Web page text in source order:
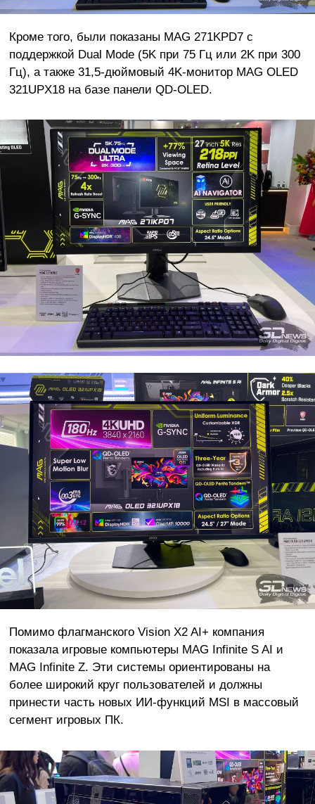
Кроме того, были показаны MAG 271KPD7 с
поддержкой Dual Mode (5K при 75 Гц или 2K при 300
Гц), а также 31,5-дюймовый 4K-монитор MAG OLED
321UPX18 на базе панели QD-OLED.
Помимо флагманского Vision X2 AI+ компания
показала игровые компьютеры MAG Infinite S AI и
MAG Infinite Z. Эти системы ориентированы на
более широкий круг пользователей и должны
принести часть новых ИИ-функций MSI в массовый
сегмент игровых ПК.